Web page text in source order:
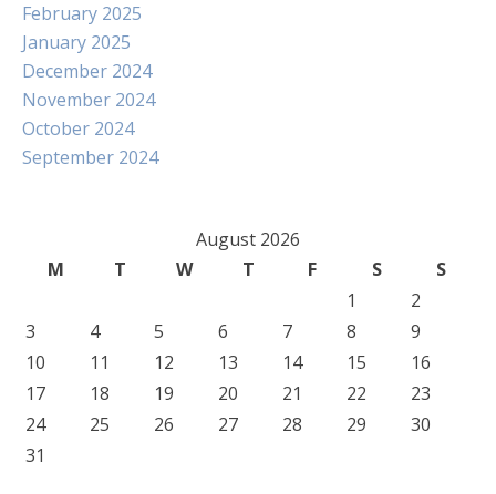
February 2025
January 2025
December 2024
November 2024
October 2024
September 2024
August 2026
M
T W T F S
S
1
2
3
4 5 6 7 8
9
10
11 12 13 14 15
16
17
18 19 20 21 22
23
24
25 26 27 28 29
30
31